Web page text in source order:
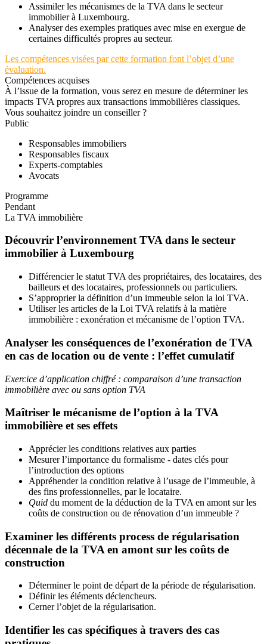
Assimiler les mécanismes de la TVA dans le secteur
immobilier à Luxembourg.
Analyser des exemples pratiques avec mise en exergue de
certaines difficultés propres au secteur.
Les compétences visées par cette formation font l’objet d’une
évaluation.
Compétences acquises
À l’issue de la formation, vous serez en mesure de déterminer les
impacts TVA propres aux transactions immobilières classiques.
Vous souhaitez joindre un conseiller ?
Public
Responsables immobiliers
Responsables fiscaux
Experts-comptables
Avocats
Programme
Pendant
La TVA immobilière
Découvrir l’environnement TVA dans le secteur
immobilier à Luxembourg
Différencier le statut TVA des propriétaires, des locataires, des
bailleurs et des locataires, professionnels ou particuliers.
S’approprier la définition d’un immeuble selon la loi TVA.
Utiliser les articles de la Loi TVA relatifs à la matière
immobilière : exonération et mécanisme de l’option TVA.
Analyser les conséquences de l’exonération de TVA
en cas de location ou de vente : l’effet cumulatif
Exercice d’application chiffré : comparaison d’une transaction
immobilière avec ou sans option TVA
Maîtriser le mécanisme de l’option à la TVA
immobilière et ses effets
Apprécier les conditions relatives aux parties
Mesurer l’importance du formalisme - dates clés pour
l’introduction des options
Appréhender la condition relative à l’usage de l’immeuble, à
des fins professionnelles, par le locataire.
Quid du moment de la déduction de la TVA en amont sur les
coûts de construction ou de rénovation d’un immeuble ?
Examiner les différents process de régularisation
décennale de la TVA en amont sur les coûts de
construction
Déterminer le point de départ de la période de régularisation.
Définir les éléments déclencheurs.
Cerner l’objet de la régularisation.
Identifier les cas spécifiques à travers des cas